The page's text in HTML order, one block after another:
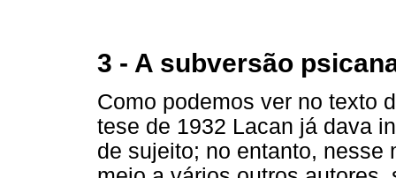
3 - A subversão
Como podemos ver no texto
tese de 1932 Lacan já dava
de sujeito; no entanto, nesse